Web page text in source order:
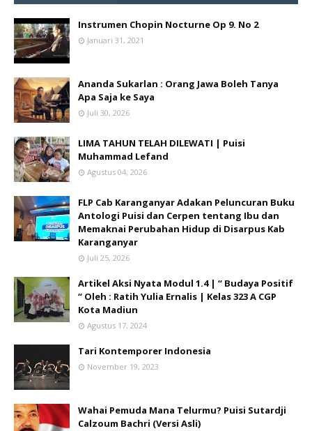
Instrumen Chopin Nocturne Op 9. No 2
Januari 31, 2021
Ananda Sukarlan : Orang Jawa Boleh Tanya
Apa Saja ke Saya
Juli 30, 2026
LIMA TAHUN TELAH DILEWATI | Puisi
Muhammad Lefand
Agustus 04, 2026
FLP Cab Karanganyar Adakan Peluncuran Buku
Antologi Puisi dan Cerpen tentang Ibu dan
Memaknai Perubahan Hidup di Disarpus Kab
Karanganyar
Juli 25, 2026
Artikel Aksi Nyata Modul 1.4 | “ Budaya Positif
“ Oleh : Ratih Yulia Ernalis | Kelas 323 A CGP
Kota Madiun
Agustus 17, 2024
Tari Kontemporer Indonesia
November 19, 2023
Wahai Pemuda Mana Telurmu? Puisi Sutardji
Calzoum Bachri (Versi Asli)